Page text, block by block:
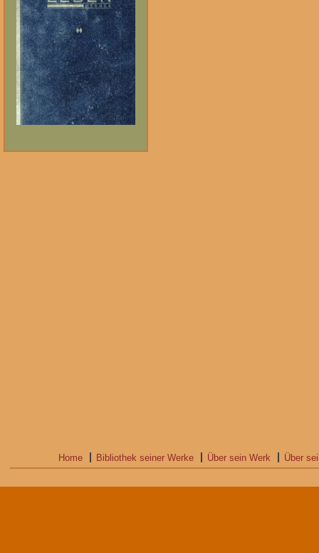
Home Bibliothek seiner Werke Über sein Werk Über